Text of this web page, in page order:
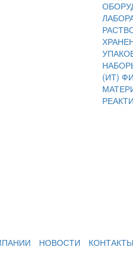
(ИТ)
НОВОСТИ КОНТАКТЫ